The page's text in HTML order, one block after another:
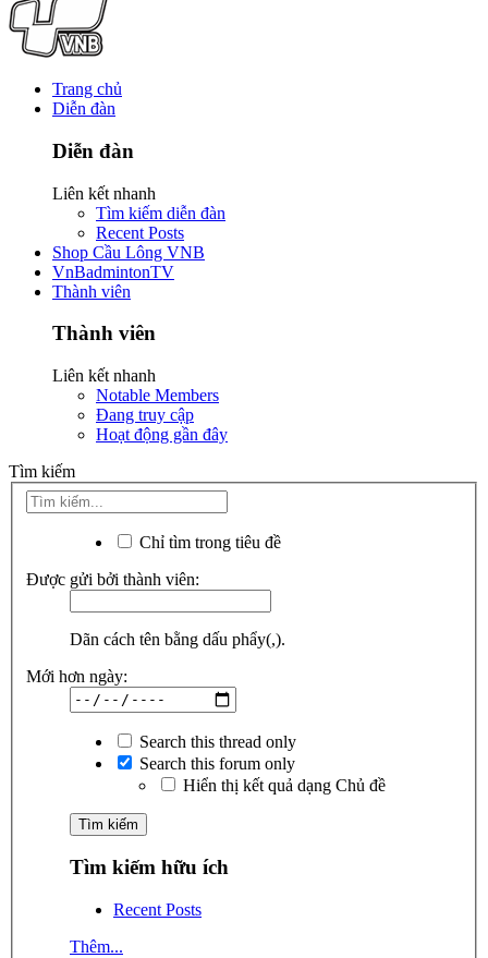
Trang chủ
Diễn đàn
Diễn đàn
Liên kết nhanh
Tìm kiếm diễn đàn
Recent Posts
Shop Cầu Lông VNB
VnBadmintonTV
Thành viên
Thành viên
Liên kết nhanh
Notable Members
Đang truy cập
Hoạt động gần đây
Tìm kiếm
Chỉ tìm trong tiêu đề
Được gửi bởi thành viên:
Dãn cách tên bằng dấu phẩy(,).
Mới hơn ngày:
Search this thread only
Search this forum only
Hiển thị kết quả dạng Chủ đề
Tìm kiếm hữu ích
Recent Posts
Thêm...